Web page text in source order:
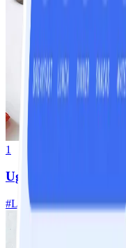
1
Ugnsrostad potatis
#Lätt 5 MIN